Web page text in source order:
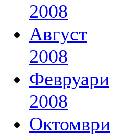
2008
Август
2008
Февруари
2008
Октомври